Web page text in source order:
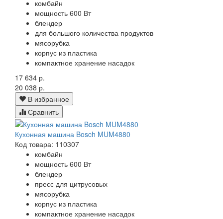
комбайн
мощность 600 Вт
блендер
для большого количества продуктов
мясорубка
корпус из пластика
компактное хранение насадок
17 634 р.
20 038 р.
В избранное
Сравнить
Кухонная машина Bosch MUM4880
Код товара: 110307
комбайн
мощность 600 Вт
блендер
пресс для цитрусовых
мясорубка
корпус из пластика
компактное хранение насадок